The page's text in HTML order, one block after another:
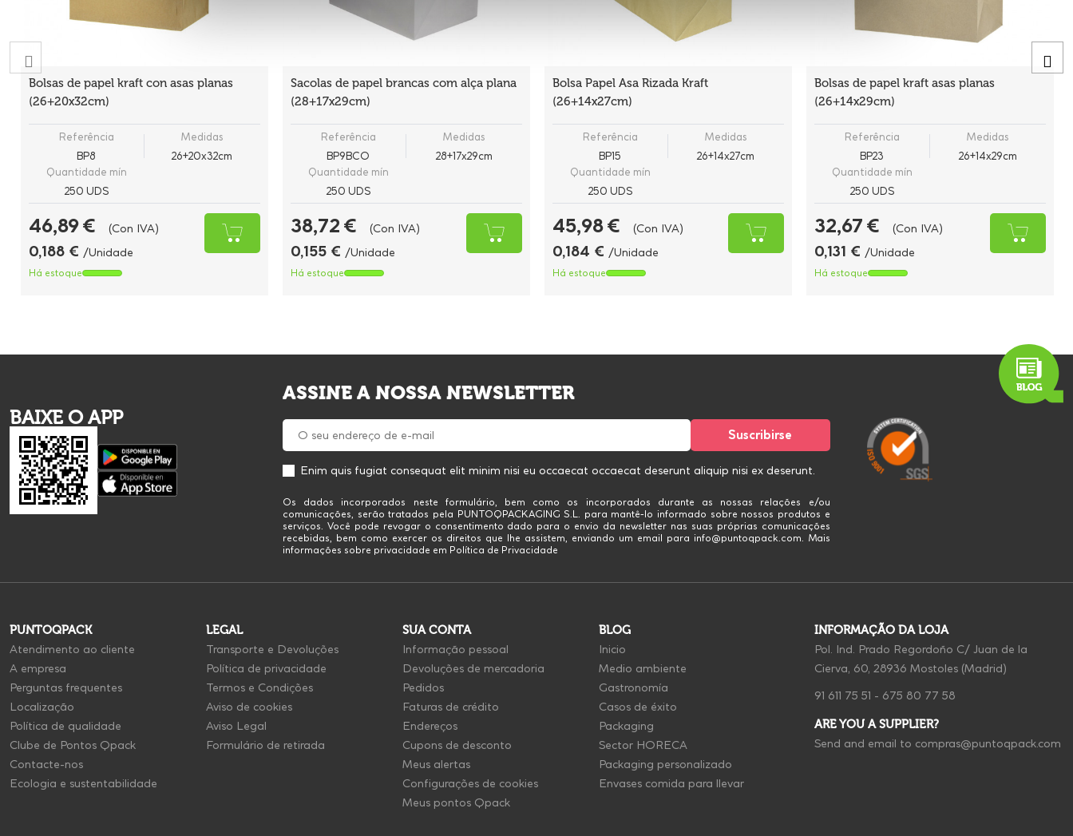
Bolsas de papel kraft con asas planas
(26+20x32cm)
Referência
BP8
Medidas
26+20x32cm
Quantidade mín
250 UDS
46,89 € (Con IVA)
0,188 € /Unidade
Há estoque
Sacolas de papel brancas com alça plana
(28+17x29cm)
Referência
BP9BCO
Medidas
28+17x29cm
Quantidade mín
250 UDS
38,72 € (Con IVA)
0,155 € /Unidade
Há estoque
Bolsa Papel Asa Rizada Kraft
(26+14x27cm)
Referência
BP15
Medidas
26+14x27cm
Quantidade mín
250 UDS
45,98 € (Con IVA)
0,184 € /Unidade
Há estoque
Bolsas de papel kraft asas planas
(26+14x29cm)
Referência
BP23
Medidas
26+14x29cm
Quantidade mín
250 UDS
32,67 € (Con IVA)
0,131 € /Unidade
Há estoque
BAIXE O APP
ASSINE A NOSSA NEWSLETTER
Enim quis fugiat consequat elit minim nisi eu occaecat occaecat deserunt aliquip nisi ex deserunt.
Os dados incorporados neste formulário, bem como os incorporados durante as nossas relações e/ou
comunicações, serão tratados pela PUNTOQPACKAGING S.L. para mantê-lo informado sobre nossos produtos e
serviços. Você pode revogar o consentimento dado para o envio da newsletter nas suas próprias comunicações
recebidas, bem como exercer os direitos que lhe assistem, enviando um email para info@puntoqpack.com. Mais
informações sobre privacidade em Política de Privacidade
PUNTOQPACK
Atendimento ao cliente
A empresa
Perguntas frequentes
Localização
Política de qualidade
Clube de Pontos Qpack
Contacte-nos
Ecologia e sustentabilidade
LEGAL
Transporte e Devoluções
Política de privacidade
Termos e Condições
Aviso de cookies
Aviso Legal
Formulário de retirada
SUA CONTA
Informação pessoal
Devoluções de mercadoria
Pedidos
Faturas de crédito
Endereços
Cupons de desconto
Meus alertas
Configurações de cookies
Meus pontos Qpack
BLOG
Inicio
Medio ambiente
Gastronomía
Casos de éxito
Packaging
Sector HORECA
Packaging personalizado
Envases comida para llevar
INFORMAÇÃO DA LOJA
Pol. Ind. Prado Regordoño C/ Juan de la
Cierva, 60, 28936 Mostoles (Madrid)
91 611 75 51 - 675 80 77 58
ARE YOU A SUPPLIER?
Send and email to compras@puntoqpack.com